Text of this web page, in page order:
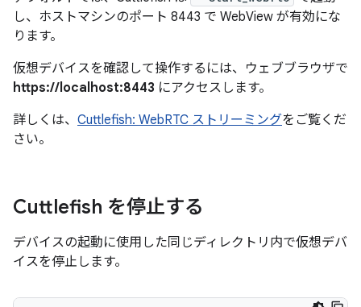
し、ホストマシンのポート 8443 で WebView が有効にな
ります。
仮想デバイスを確認して操作するには、ウェブブラウザで
https://localhost:8443 にアクセスします。
詳しくは、 Cuttlefish: WebRTC ストリーミングをご覧くだ
さい。
Cuttlefish を停止する
デバイスの起動に使用した同じディレクトリ内で仮想デバ
イスを停止します。